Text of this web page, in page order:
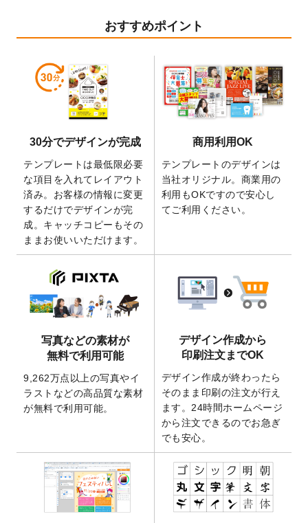
業効率を上げる便利な操作方法3選！
開いたしました。
暑中見舞いのデザインテンプレート
しました。
2026/5/28
【新商品】マグネットステッカーが作成で
きるようになりました！
の全4ステップを解説！」を公開いたしまし
た。
2026/4/23
コラム「 画像の配置・差し替え・トリミン
グ」「テンプレート間でパーツを流用する
方法」を公開いたしました。
2026/4/21
アクリルキーホルダーのデザインテンプレ
ート を追加いたしました。
りました！
2025/12/22
【新商品】アクリルキーホルダーが作成で
きるようになりました！
2025/12/22
2026年版4月始まりのカレンダーデザイン
テンプレート
を公開いたしました。
開いたしました。
2025/9/30
【新商品】クリアファイルバッグ が作成で
きるようになりました！
2026年午年の年賀状デザインテンプレート
を公開いたしました。
2025/9/10
喪中はがき・寒中見舞いのデザインテンプ
レートを公開いたしました。
2025/8/1
9,160万点以上の写真やイラスト素材が無料
おすすめポイント
30分でデザインが完成
テンプレートは最低限必要
な項目を入れてレイアウト
済み。お客様の情報に変更
するだけでデザインが完
成。キャッチコピーもその
ままお使いいただけます。
商用利用OK
テンプレートのデザインは
当社オリジナル。商業用の
利用もOKですので安心し
てご利用ください。
写真などの素材が
無料で利用可能
9,262万点以上の写真やイ
ラストなどの高品質な素材
が無料で利用可能。
デザイン作成から
印刷注文までOK
デザイン作成が終わったら
そのまま印刷の注文が行え
ます。24時間ホームページ
から注文できるのでお急ぎ
でも安心。